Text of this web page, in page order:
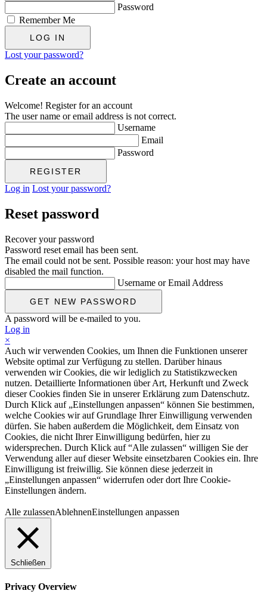
Password
Remember Me
Lost your password?
Create an account
Welcome! Register for an account
The user name or email address is not correct.
Username
Email
Password
Log in Lost your password?
Reset password
Recover your password
Password reset email has been sent.
The email could not be sent. Possible reason: your host may have
disabled the mail function.
Username or Email Address
A password will be e-mailed to you.
Log in
×
Auch wir verwenden Cookies, um Ihnen die Funktionen unserer
Website optimal zur Verfügung zu stellen. Darüber hinaus
verwenden wir Cookies, die wir lediglich zu Statistikzwecken
nutzen. Detaillierte Informationen über Art, Herkunft und Zweck
dieser Cookies finden Sie in unserer Erklärung zum Datenschutz.
Durch Klick auf „Einstellungen anpassen“ können Sie bestimmen,
welche Cookies wir auf Grundlage Ihrer Einwilligung verwenden
dürfen. Sie haben außerdem die Möglichkeit, dem Einsatz von
Cookies, die nicht Ihrer Einwilligung bedürfen, hier zu
widersprechen. Durch Klick auf “Alle zulassen“ willigen Sie der
Verwendung aller auf dieser Website einsetzbaren Cookies ein. Ihre
Einwilligung ist freiwillig. Sie können diese jederzeit in
„Einstellungen anpassen“ widerrufen oder dort Ihre Cookie-
Einstellungen ändern.
Alle zulassenAblehnenEinstellungen anpassen
Schließen
Privacy Overview